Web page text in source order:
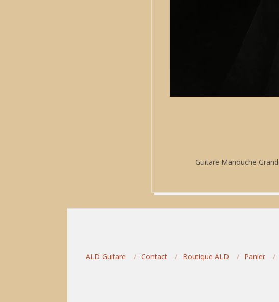
Guitare Manouche
ALD Guitare Contact Boutique ALD Panier